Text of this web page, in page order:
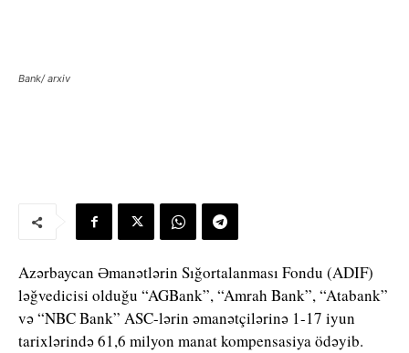
Bank/ arxiv
Azərbaycan Əmanətlərin Sığortalanması Fondu (ADIF)
ləğvedicisi olduğu “AGBank”, “Amrah Bank”, “Atabank”
və “NBC Bank” ASC-lərin əmanətçilərinə 1-17 iyun
tarixlərində 61,6 milyon manat kompensasiya ödəyib.